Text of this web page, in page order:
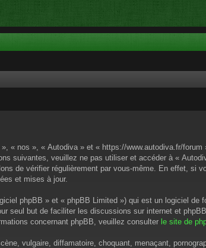
« nos », « Autodiva » et « https://www.autodiva.fr/
suivantes, veuillez ne pas utiliser et accéder à «
de vérifier régulièrement par vous-même. En effet, si
et mises à jour.
phpBB » et « phpBB Limited ») qui est un logiciel de
seul but de faciliter les discussions sur internet et
concernant phpBB, veuillez consulter le site de
vulgaire, diffamatoire, choquant, menaçant,